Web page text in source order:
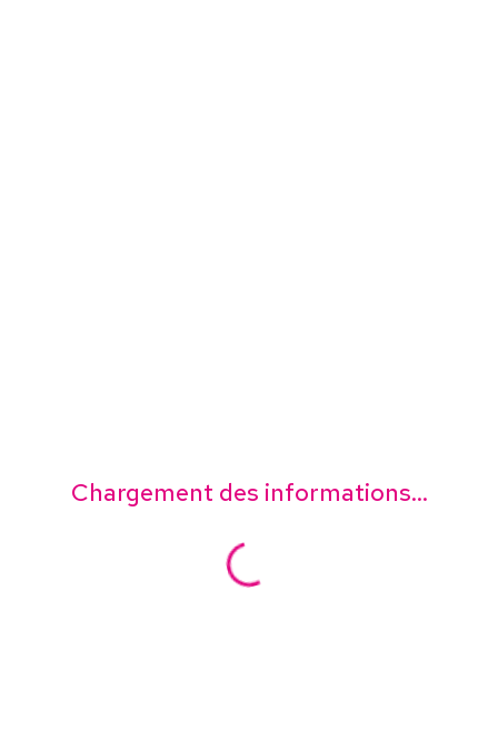
Chargement des informations...